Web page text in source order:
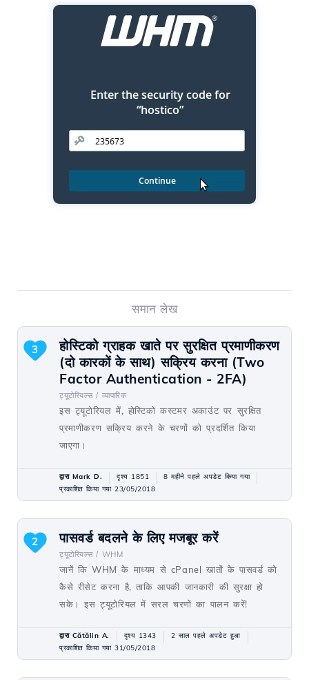
समान लेख
होस्टिको ग्राहक खाते पर सुरक्षित प्रमाणीकरण
(दो कारकों के साथ) सक्रिय करना (Two
Factor Authentication - 2FA)
ट्यूटोरियल्स / व्यापारिक
इस ट्यूटोरियल में, होस्टिको कस्टमर अकाउंट पर सुरक्षित
प्रमाणीकरण सक्रिय करने के चरणों को प्रदर्शित किया
जाएगा।
3
द्वारा Mark D. दृश्य 1851
8 महीने पहले अपडेट किया गया
प्रकाशित किया गया 23/05/2018
पासवर्ड बदलने के लिए मजबूर करें
ट्यूटोरियल्स / WHM
जानें कि WHM के माध्यम से cPanel खातों के पासवर्ड को
कैसे रीसेट करना है, ताकि आपकी जानकारी की सुरक्षा हो
सके। इस ट्यूटोरियल में सरल चरणों का पालन करें!
2
द्वारा Cătălin A. दृश्य 1343
2 साल पहले अपडेट हुआ
प्रकाशित किया गया 31/05/2018